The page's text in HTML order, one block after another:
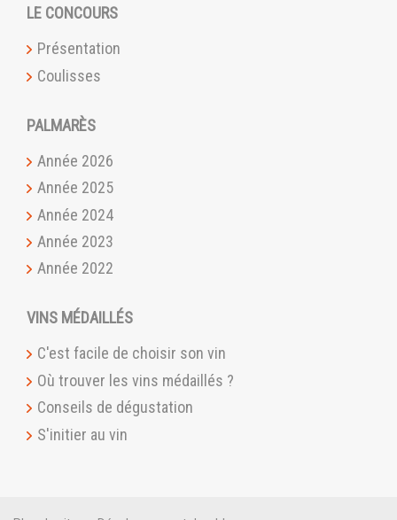
LE CONCOURS
Présentation
Coulisses
PALMARÈS
Année 2026
Année 2025
Année 2024
Année 2023
Année 2022
VINS MÉDAILLÉS
C'est facile de choisir son vin
Où trouver les vins médaillés ?
Conseils de dégustation
S'initier au vin